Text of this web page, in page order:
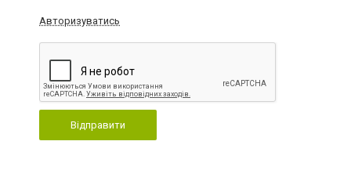
Авторизуватись
Відправити